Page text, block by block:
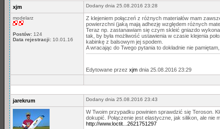
xjm Dodany dnia 25.08.2016 23:28
modelarz
Postów: 124
Data rejestracji: 10.01.16
Z klejeniem połączeń z różnych materiałów mam
powierzchni (jaką mają adhezję względem różnych
Teraz np. zastanawiam się czym skleić gniazdo
tak, by była możliwość ustawienia w czasie klejenia
kabinkę z balsowym jej spodem.
A wracając do Twego pytania to dokładnie nie
Edytowane przez xjm dnia 25.08.2016 23:29
jarekrum Dodany dnia 25.08.2016 23:43
W Twoim przypadku powinien sprawdzić się Teroson.
dokupić. Połączenie jest elastyczne, jak silikon, ale nie
http://www.loctit...2621751297